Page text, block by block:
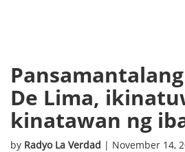
De Lima,
kinatawan ng
by Radyo La Verdad | November 14,